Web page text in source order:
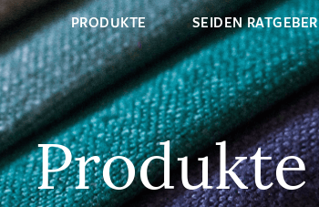
PRODUKTE SEIDEN RATGEBER
Produkte